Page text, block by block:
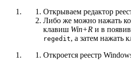
Открываем редактор
Либо же можно нажать
клавиш Win+R и в
regedit, а затем нажать
Откроется реестр